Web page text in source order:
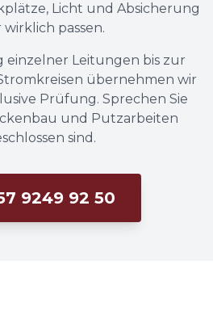
Licht und Absicherung
wirklich passen.
einzelner Leitungen bis zur
übernehmen wir
Prüfung. Sprechen Sie
und Putzarbeiten
sind.
9249 92 50